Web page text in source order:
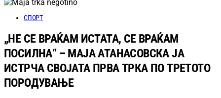
СПОРТ
„НЕ СЕ ВРАЌАМ ИСТАТА, СЕ ВРАЌАМ
ПОСИЛНА“ – МАЈА АТАНАСОВСКА ЈА
ИСТРЧА СВОЈАТА ПРВА ТРКА ПО ТРЕТОТО
ПОРОДУВАЊЕ